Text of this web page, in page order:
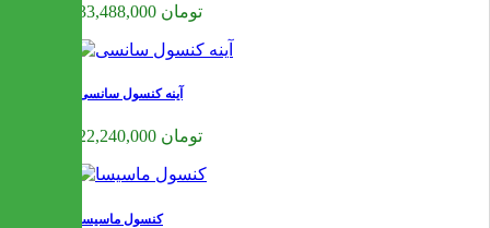
33,488,000 تومان
آینه کنسول سانسی
22,240,000 تومان
کنسول ماسیسا